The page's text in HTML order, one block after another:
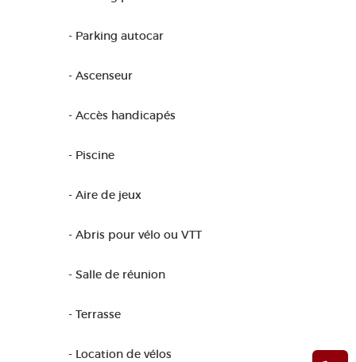
- Parking autocar
- Ascenseur
- Accès handicapés
- Piscine
- Aire de jeux
- Abris pour vélo ou VTT
- Salle de réunion
- Terrasse
- Location de vélos